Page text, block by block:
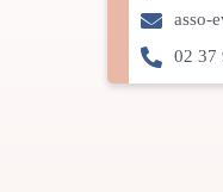
asso-
02 37